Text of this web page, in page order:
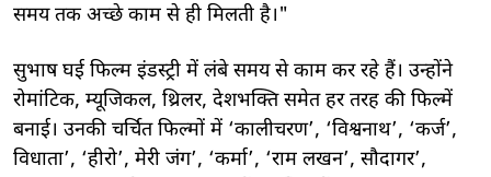
समय तक अच्छे काम से ही मिलती है।"
सुभाष घई फिल्म इंडस्ट्री में लंबे समय से काम कर रहे हैं। उन्होंने
रोमांटिक, म्यूजिकल, थ्रिलर, देशभक्ति समेत हर तरह की फिल्में
बनाई। उनकी चर्चित फिल्मों में ‘कालीचरण’, ‘विश्वनाथ’, ‘कर्ज’,
विधाता’, ‘हीरो’, मेरी जंग’, ‘कर्मा’, ‘राम लखन’, सौदागर’,